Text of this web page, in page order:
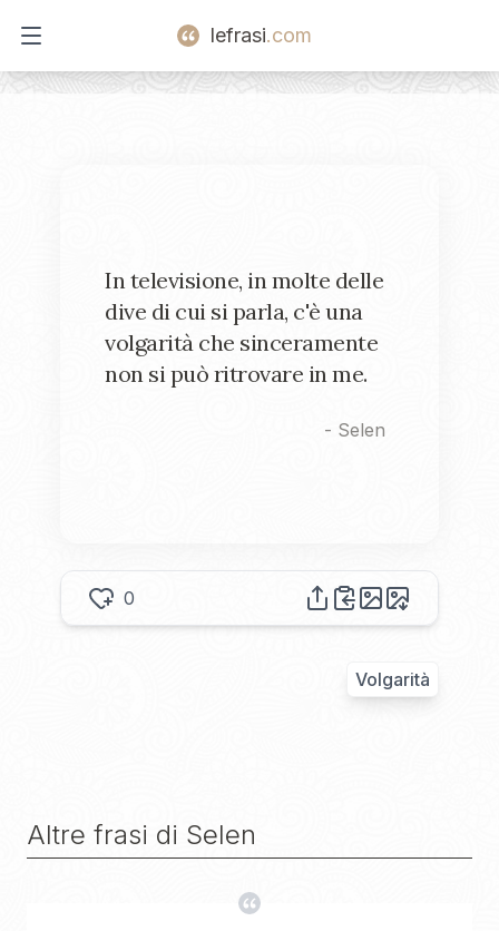
Open main menu
lefrasi.com
In televisione, in molte delle
dive di cui si parla, c'è una
volgarità che sinceramente
non si può ritrovare in me.
- Selen
0
Volgarità
Altre frasi di Selen